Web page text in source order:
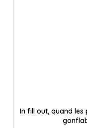
In fill out, quand les